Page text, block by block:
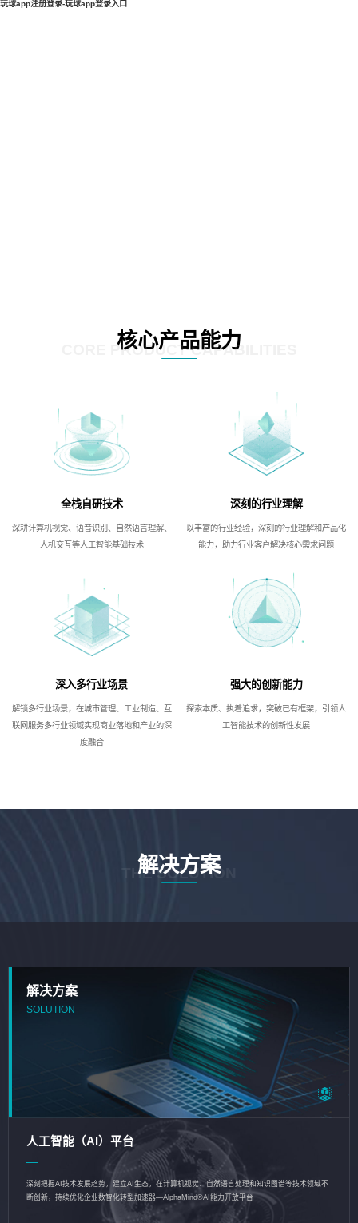
玩球app注册登录-玩球app登录入口
核心产品能力
CORE PRODUCT CAPABILITIES
全栈自研技术
深耕计算机视觉、语音识别、自然语言理解、
人机交互等人工智能基础技术
深刻的行业理解
以丰富的行业经验，深刻的行业理解和产品化
能力，助力行业客户解决核心需求问题
深入多行业场景
解锁多行业场景，在城市管理、工业制造、互
联网服务多行业领域实现商业落地和产业的深
度融合
强大的创新能力
探索本质、执着追求，突破已有框架，引领人
工智能技术的创新性发展
解决方案
THE SOLUTION
解决方案
SOLUTION
人工智能（AI）平台
深刻把握AI技术发展趋势，建立AI生态，在计算机视觉、自然语言处理和知识图谱等技术领域不
断创新，持续优化企业数智化转型加速器—AlphaMind®AI能力开放平台